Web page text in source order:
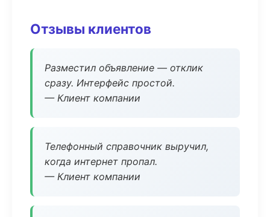
Отзывы клиентов
Разместил объявление — отклик
сразу. Интерфейс простой.
— Клиент компании
Телефонный справочник выручил,
когда интернет пропал.
— Клиент компании